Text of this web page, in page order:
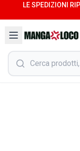
LE SPEDIZIONI